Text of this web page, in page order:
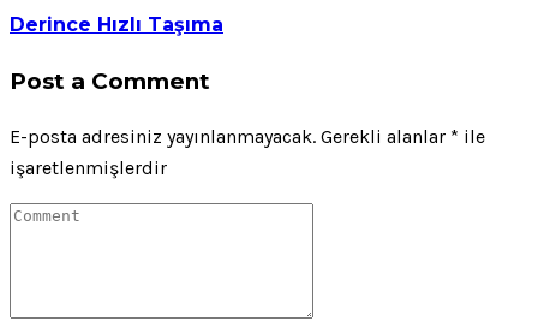
Derince Hızlı Taşıma
Post a Comment
E-posta adresiniz yayınlanmayacak. Gerekli alanlar * ile
işaretlenmişlerdir